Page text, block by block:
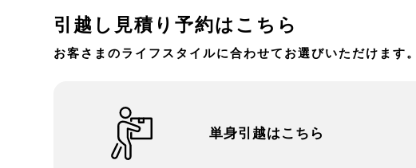
引越し見積り予約はこちら
お客さまのライフスタイルに合わせてお選びいただけます。
単身引越はこちら